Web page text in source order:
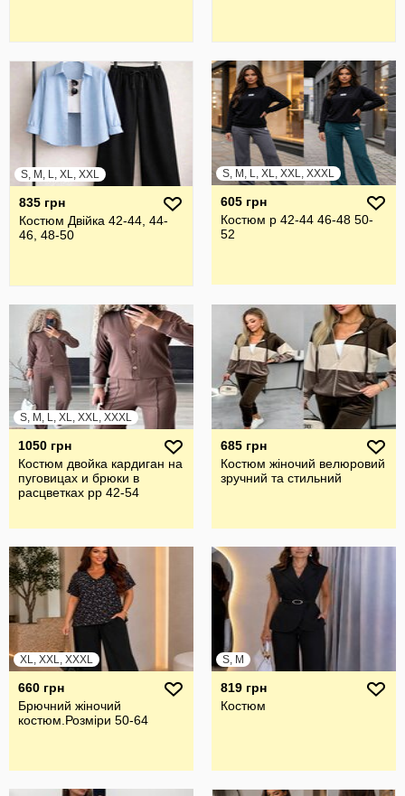
S, M, L, XL, XXL
835 грн
Костюм Двійка 42-44, 44-
46, 48-50
S, M, L, XL, XXL, XXXL
605 грн
Костюм р 42-44 46-48 50-
52
S, M, L, XL, XXL, XXXL
1050 грн
Костюм двойка кардиган на
пуговицах и брюки в
расцветках рр 42-54
685 грн
Костюм жіночий велюровий
зручний та стильний
XL, XXL, XXXL
660 грн
Брючний жiночий
костюм.Розмiри 50-64
S, M
819 грн
Костюм